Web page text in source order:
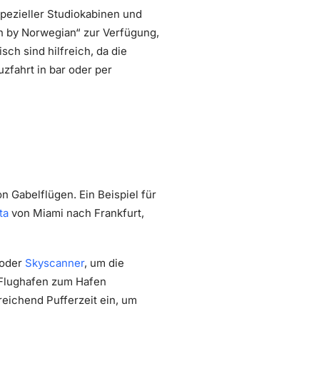
Studiokabinen und
Norwegian“ zur Verfügung,
sind hilfreich, da die
in bar oder per
Gabelflügen. Ein Beispiel für
von Miami nach Frankfurt,
Skyscanner, um die
zum Hafen
Pufferzeit ein, um